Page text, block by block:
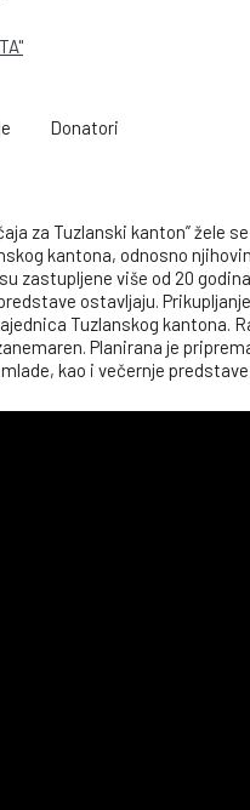
Donatori
za Tuzlanski kanton”
kantona, odnosno
zastupljene više od 20
ostavljaju.
Tuzlanskog kantona.
Planirana je
kao i večernje